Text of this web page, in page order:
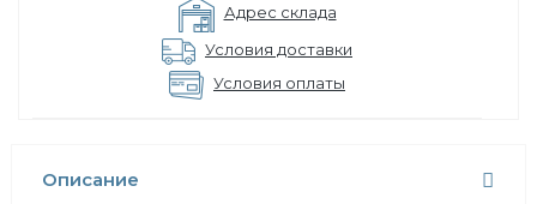
Адрес склада
Условия доставки
Условия оплаты
Описание